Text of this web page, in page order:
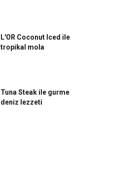
L'OR Coconut Iced ile
tropikal mola
Tuna Steak ile gurme
deniz lezzeti